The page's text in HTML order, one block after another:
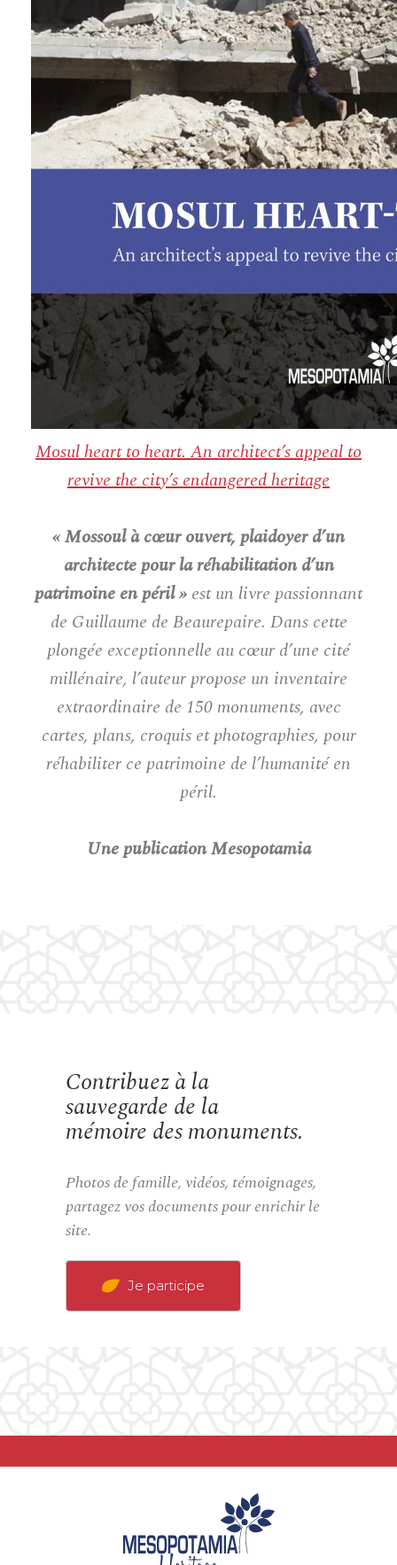
Mosul heart to heart. An architect’s appeal to
revive the city’s endangered heritage
« Mossoul à cœur ouvert, plaidoyer d’un
architecte pour la réhabilitation d’un
patrimoine en péril » est un livre passionnant
de Guillaume de Beaurepaire. Dans cette
plongée exceptionnelle au cœur d’une cité
millénaire, l’auteur propose un inventaire
extraordinaire de 150 monuments, avec
cartes, plans, croquis et photographies, pour
réhabiliter ce patrimoine de l’humanité en
péril.
Une publication Mesopotamia
Contribuez à la
sauvegarde de la
mémoire des monuments.
Photos de famille, vidéos, témoignages,
partagez vos documents pour enrichir le
site.
Je participe